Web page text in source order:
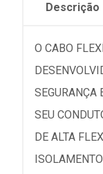
Descrição
O CABO
SEGURANÇA
SEU
DE ALTA